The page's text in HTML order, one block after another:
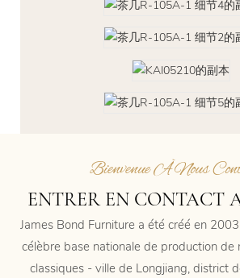
Bienvenue À Nous
ENTRER EN CONTACT
James Bond Furniture a été créé en
célèbre base nationale de production de
classiques - ville de Longjiang, district